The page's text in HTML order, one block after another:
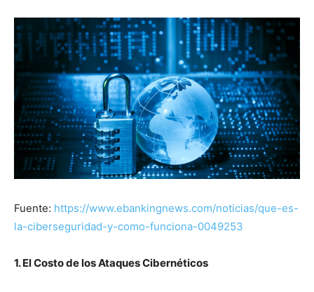
Fuente: https://www.ebankingnews.com/noticias/que-es-
la-ciberseguridad-y-como-funciona-0049253
1. El Costo de los Ataques Cibernéticos